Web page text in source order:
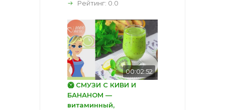
Рейтинг: 0.0
00:02:52
🥝 СМУЗИ С КИВИ И
БАНАНОМ —
витаминный,